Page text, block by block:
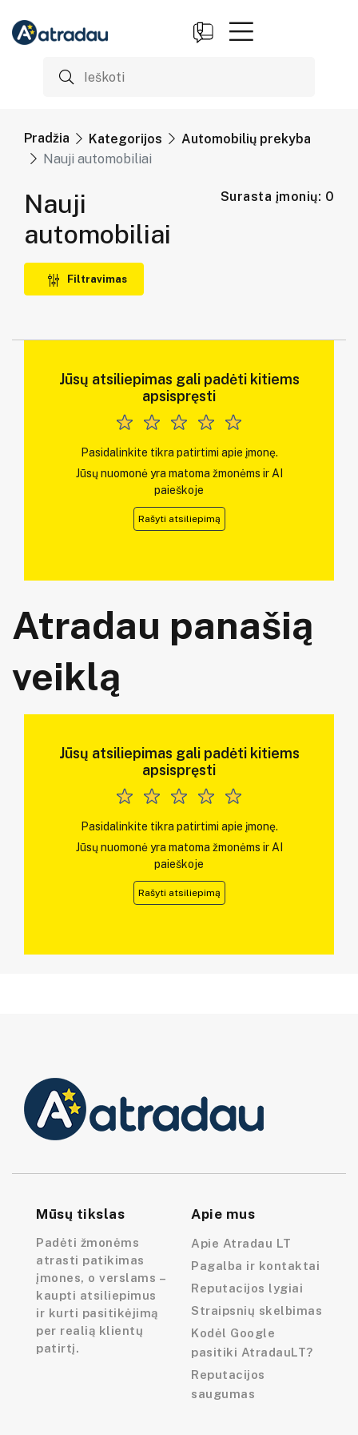
Pradžia Kategorijos
Automobilių prekyba
Nauji automobiliai
Nauji
automobiliai
Surasta įmonių: 0
Filtravimas
Jūsų atsiliepimas gali padėti kitiems
apsispręsti
Pasidalinkite tikra patirtimi apie įmonę.
Jūsų nuomonė yra matoma žmonėms ir AI
paieškoje
Rašyti atsiliepimą
Atradau panašią
veiklą
Jūsų atsiliepimas gali padėti kitiems
apsispręsti
Pasidalinkite tikra patirtimi apie įmonę.
Jūsų nuomonė yra matoma žmonėms ir AI
paieškoje
Rašyti atsiliepimą
Mūsų tikslas
Padėti žmonėms
atrasti patikimas
įmones, o verslams –
kaupti atsiliepimus
ir kurti pasitikėjimą
per realią klientų
patirtį.
Apie mus
Apie Atradau LT
Pagalba ir kontaktai
Reputacijos lygiai
Straipsnių skelbimas
Kodėl Google
pasitiki AtradauLT?
Reputacijos
saugumas